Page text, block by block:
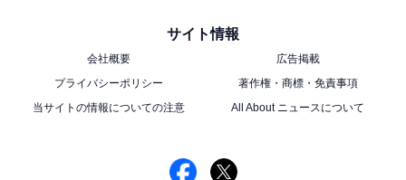
サイト情報
会社概要
広告掲載
プライバシーポリシー
著作権・商標・免責事項
当サイトの情報についての注意
All About ニュースについて